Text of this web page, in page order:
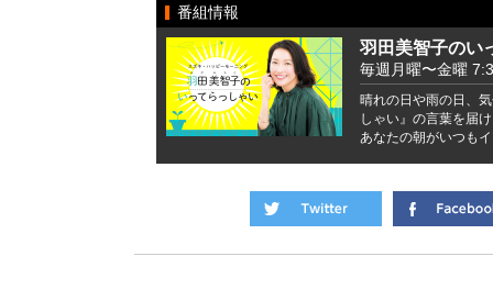
番組情報
羽田美智子のい
毎週月曜〜金曜
晴れの日や雨の日、
しゃい』の言葉を届
あなたの朝がいつも